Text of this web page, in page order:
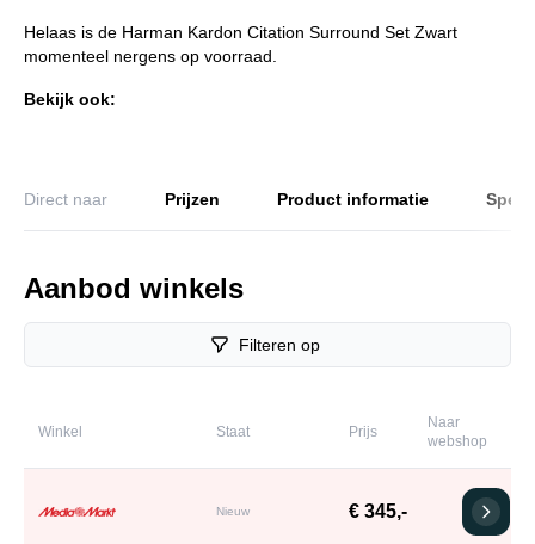
Helaas is de Harman Kardon Citation Surround Set Zwart
momenteel nergens op voorraad.
Bekijk ook:
Direct naar Prijzen Product informatie
Aanbod winkels
Filteren op
Winkel Staat Prijs
Naar
webshop
Nieuw € 345,-